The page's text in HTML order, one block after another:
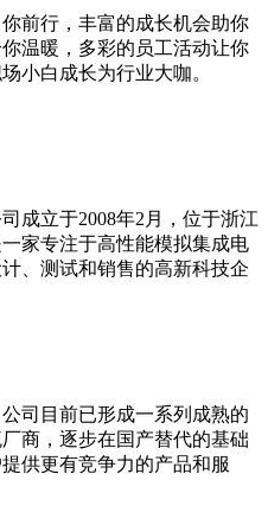
前行，丰富的成长机会助你
温暖，多彩的员工活动让你
小白成长为行业大咖。
成立于2008年2月，位于浙江
家专注于高性能模拟集成电
、测试和销售的高新科技企
司目前已形成一系列成熟的
商，逐步在国产替代的基础
供更有竞争力的产品和服